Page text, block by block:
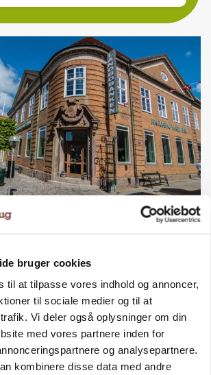
bruger cookies
til at tilpasse vores indhold og annoncer,
til sociale medier og til at
Vi deler også oplysninger om din
med vores partnere inden for
og analysepartnere.
kombinere disse data med andre
og nye regler øger landbobanks